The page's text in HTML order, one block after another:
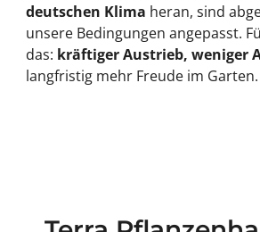
deutschen Klima heran, sind
unsere Bedingungen angepasst.
das: kräftiger Austrieb, weniger
langfristig mehr Freude im Garten.